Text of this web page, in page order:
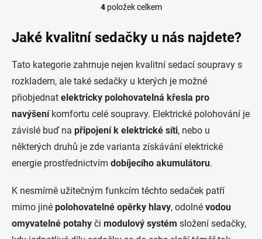
O
l
á
a
c
p
r
v
k
y
v
ý
i
s
u
4položek celkem
Jaké kvalitní sedačky u nás najdete?
Tato kategorie zahrnuje nejen kvalitní sedací soupravy s
rozkladem, ale také sedačky u kterých je možné
přiobjednat elektricky polohovatelná křesla pro
navýšeníkomfortu celé soupravy. Elektrické polohování je
závislé buď na připojení k elektrické síti, nebo u
některých druhů je zde varianta získávání elektrické
energie prostřednictvím dobíjecího akumulátoru.
K nesmírně užitečným funkcím těchto sedaček patří
mimo jiné polohovatelné opěrky hlavy, odolné vodou
omyvatelné potahy či modulový systém složení sedačky,